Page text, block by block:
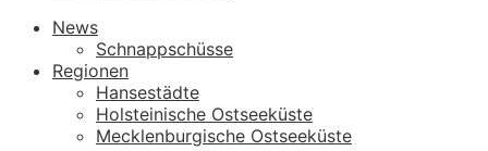
News
Schnappschüsse
Regionen
Hansestädte
Holsteinische Ostseeküste
Mecklenburgische Ostseeküste